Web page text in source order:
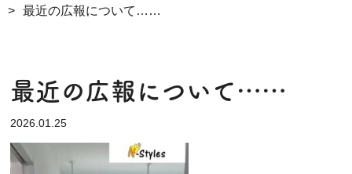
最近の広報について……
最近の広報について……
2026.01.25